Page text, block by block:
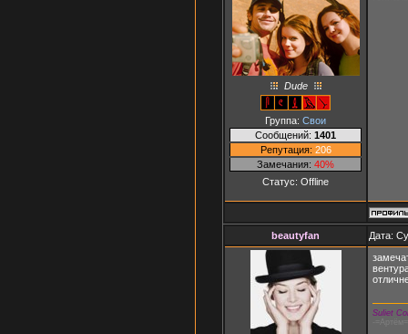
Dude
Группа: Свои
Сообщений: 1401
Репутация: 206
Замечания: 40%
Статус: Offline
beautyfan Дата:
Suliet
-